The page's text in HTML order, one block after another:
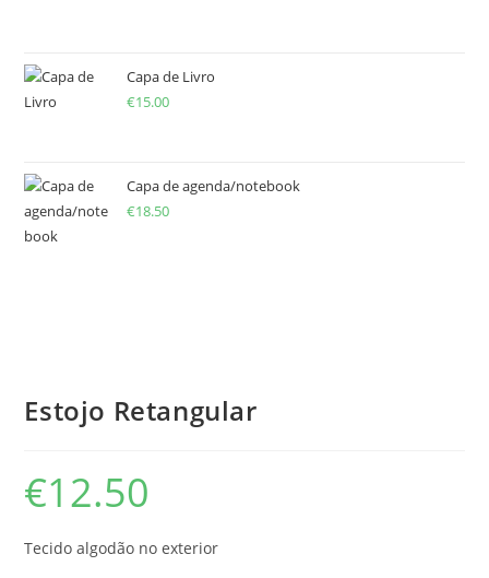
Capa de Livro
€15.00
Capa de agenda/notebook
€18.50
Estojo Retangular
€12.50
Tecido algodão no exterior